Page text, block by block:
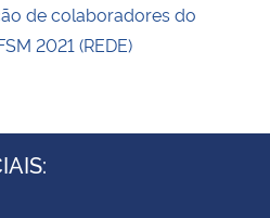
de colaboradores do
2021 (REDE)